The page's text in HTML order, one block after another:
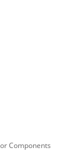
Components